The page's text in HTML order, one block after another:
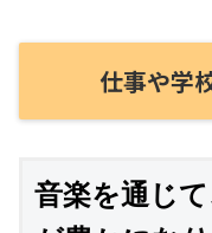
仕事や学
音楽を通じて